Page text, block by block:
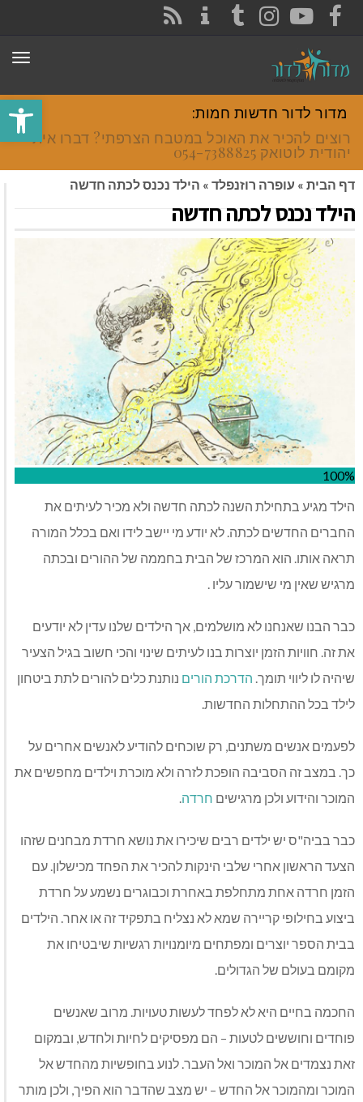
פתח
FACEBOOK
YOUTUBE
INSTAGRAM
TUMBLR
מדור לדור חדשות חמות:
רוצים להכיר את האוכל במטבח הצרפתי? דברו איתי
יהודית לוטואק 054-7388825.
דף הבית » עופרה רוזנפלד » הילד נכנס לכתה חדשה
הילד נכנס לכתה חדשה
100%
הילד מגיע בתחילת השנה לכתה חדשה ולא מכיר לעיתים את
החברים החדשים לכתה. לא יודע מי יישב לידו ואם בכלל המורה
תראה אותו. הוא המרכז של הבית בחממה של ההורים ובכתה
מרגיש שאין מי שישמור עליו .
כבר הבנו שאנחנו לא מושלמים, אך הילדים שלנו עדין לא יודעים
את זה. חוויות הזמן יוצרות בנו לעיתים שינוי והכי חשוב בגיל הצעיר
שיהיה לו ליווי תומך. הדרכת הורים נותנת כלים להורים לתת ביטחון
לילד בכל ההתחלות החדשות.
לפעמים אנשים משתנים, רק שוכחים להודיע לאנשים אחרים על
כך. במצב זה הסביבה הופכת לזרה ולא מוכרת וילדים מחפשים את
המוכר והידוע ולכן מרגישים חרדה.
כבר בביה"ס יש ילדים רבים שיכירו את נושא חרדת מבחנים שזהו
הצעד הראשון אחרי שלבי הינקות להכיר את הפחד מכישלון. עם
הזמן חרדה אחת מתחלפת באחרת וכבוגרים נשמע על חרדת
ביצוע בחילופי קריירה שמא לא נצליח בתפקיד זה או אחר. הילדים
בבית הספר יוצרים ומפתחים מיומנויות רגשיות שיבטיחו את
מקומם בעולם של הגדולים.
החכמה בחיים היא לא לפחד לעשות טעויות. מרוב שאנשים
פוחדים וחוששים לטעות – הם מפסיקים לחיות ולחדש, ובמקום
זאת נצמדים אל המוכר ואל העבר. לנוע בחופשיות מהחדש אל
המוכר ומהמוכר אל החדש – יש מצב שהדבר הוא הפיך, ולכן מותר